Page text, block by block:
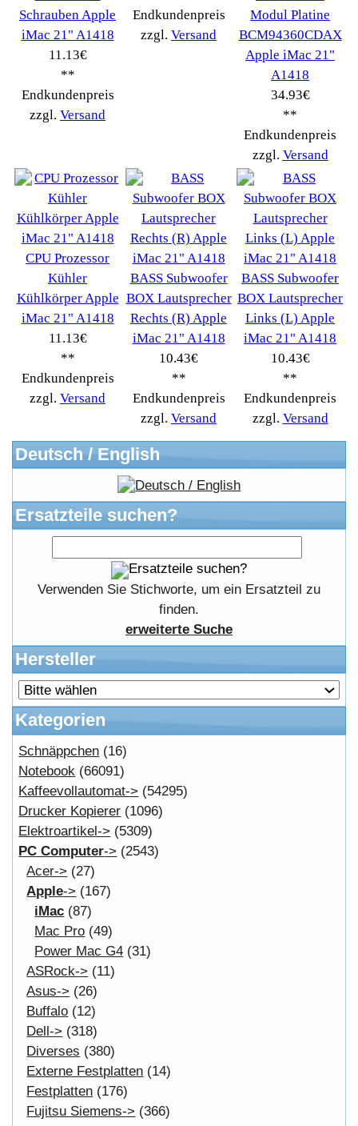
WatchGuard-> (7)
ZOTAC-> (43)
Lenovo->(219)
Handy Telefon(1053)
(593)
Fahrrad(76)
Autoteile-> (161)
Informationen
Liefer- & Versandkosten
Datenschutzerklärung
Unsere AGBs
Kontakt
Impressum
RMA & Service
Winpoints
Mediadaten
Login
Information
Kostenloser Bannertausch von Myeparts.de
Copyright © 2026Myeparts Handel Shop
Ersatzteile Gebrauchte Geldverdienen
Powered byosCommerce